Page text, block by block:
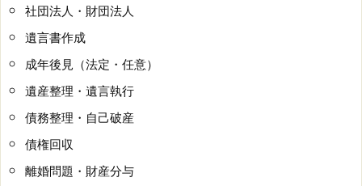
社団法人・財団法人
遺言書作成
成年後見（法定・任意）
遺産整理・遺言執行
債務整理・自己破産
債権回収
離婚問題・財産分与